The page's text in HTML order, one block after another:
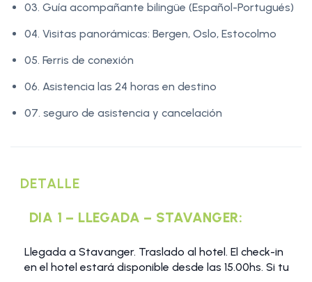
03. Guía acompañante bilingüe (Español-Portugués)
04. Visitas panorámicas: Bergen, Oslo, Estocolmo
05. Ferris de conexión
06. Asistencia las 24 horas en destino
07. seguro de asistencia y cancelación
DETALLE
DIA 1 – LLEGADA – STAVANGER:
Llegada a Stavanger. Traslado al hotel. El check-in
en el hotel estará disponible desde las 15.00hs. Si tu